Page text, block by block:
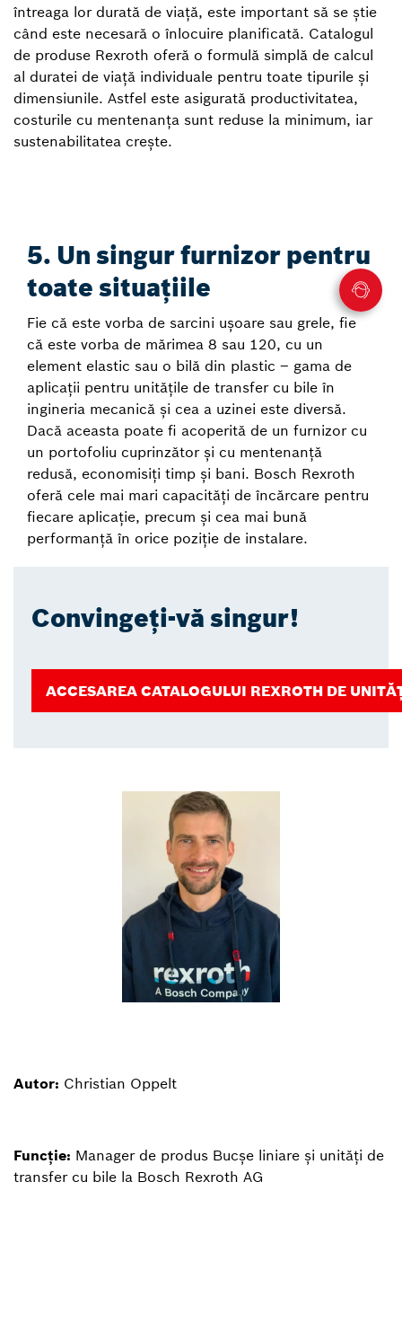
întreaga lor durată de viață, este important să se știe
când este necesară o înlocuire planificată. Catalogul
de produse Rexroth oferă o formulă simplă de calcul
al duratei de viață individuale pentru toate tipurile și
dimensiunile. Astfel este asigurată productivitatea,
costurile cu mentenanța sunt reduse la minimum, iar
sustenabilitatea crește.
5. Un singur furnizor pentru
toate situațiile
Fie că este vorba de sarcini ușoare sau grele, fie
că este vorba de mărimea 8 sau 120, cu un
element elastic sau o bilă din plastic – gama de
aplicații pentru unitățile de transfer cu bile în
ingineria mecanică și cea a uzinei este diversă.
Dacă aceasta poate fi acoperită de un furnizor cu
un portofoliu cuprinzător și cu mentenanță
redusă, economisiți timp și bani. Bosch Rexroth
oferă cele mai mari capacități de încărcare pentru
fiecare aplicație, precum și cea mai bună
performanță în orice poziție de instalare.
Convingeți-vă singur!
ACCESAREA CATALOGULUI REXROTH DE
Autor: Christian Oppelt
Funcție: Manager de produs Bucșe liniare și unități de
transfer cu bile la Bosch Rexroth AG